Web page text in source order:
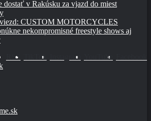
dostať v Rakúsku za vjazd do miest
CUSTOM MOTORCYCLES
nekompromisné freestyle shows aj
YouTube
Instagram
TikTok
RSS